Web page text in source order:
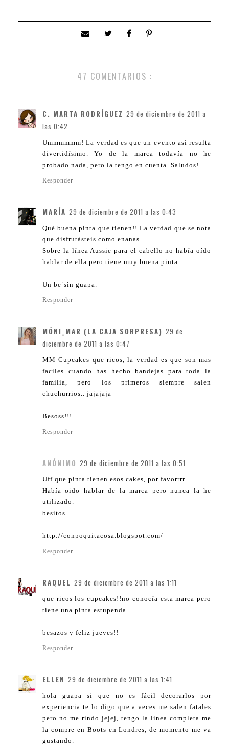
47 COMENTARIOS :
C. MARTA RODRÍGUEZ 29 de diciembre de 2011 a
las 0:42
Ummmmmm! La verdad es que un evento así resulta
divertidísimo. Yo de la marca todavía no he
probado nada, pero la tengo en cuenta. Saludos!
Responder
MARÍA 29 de diciembre de 2011 a las 0:43
Qué buena pinta que tienen!! La verdad que se nota
que disfrutásteis como enanas.
Sobre la línea Aussie para el cabello no había oído
hablar de ella pero tiene muy buena pinta.
Un be´sin guapa.
Responder
MÓNI_MAR (LA CAJA SORPRESA) 29 de
diciembre de 2011 a las 0:47
MM Cupcakes que ricos, la verdad es que son mas
faciles cuando has hecho bandejas para toda la
familia, pero los primeros siempre salen
chuchurrios.. jajajaja
Besoss!!!
Responder
ANÓNIMO 29 de diciembre de 2011 a las 0:51
Uff que pinta tienen esos cakes, por favorrrr...
Había oido hablar de la marca pero nunca la he
utilizado.
besitos.
http://conpoquitacosa.blogspot.com/
Responder
RAQUEL 29 de diciembre de 2011 a las 1:11
que ricos los cupcakes!!no conocía esta marca pero
tiene una pinta estupenda.
besazos y feliz jueves!!
Responder
ELLEN 29 de diciembre de 2011 a las 1:41
hola guapa si que no es fácil decorarlos por
experiencia te lo digo que a veces me salen fatales
pero no me rindo jejej, tengo la linea completa me
la compre en Boots en Londres, de momento me va
gustando.